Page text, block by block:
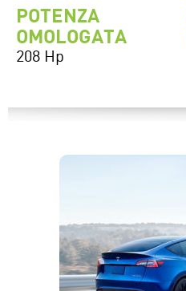
POTENZA
OMOLOGATA
208 Hp